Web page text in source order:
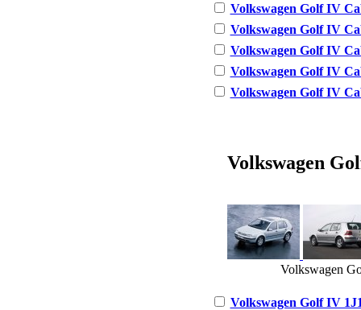
Volkswagen Golf IV
Volkswagen Golf IV
Volkswagen Golf IV
Volkswagen Golf IV
Volkswagen Golf IV
Volkswagen
Volkswagen
Volkswagen Golf IV